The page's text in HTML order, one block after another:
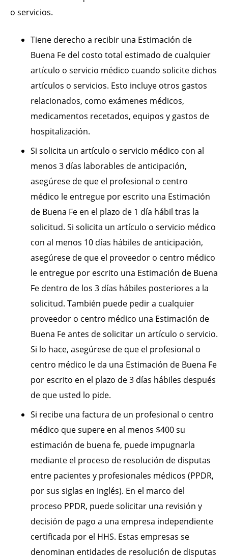
o servicios.
Tiene derecho a recibir una Estimación de
Buena Fe del costo total estimado de cualquier
artículo o servicio médico cuando solicite dichos
artículos o servicios. Esto incluye otros gastos
relacionados, como exámenes médicos,
medicamentos recetados, equipos y gastos de
hospitalización.
Si solicita un artículo o servicio médico con al
menos 3 días laborables de anticipación,
asegúrese de que el profesional o centro
médico le entregue por escrito una Estimación
de Buena Fe en el plazo de 1 día hábil tras la
solicitud. Si solicita un artículo o servicio médico
con al menos 10 días hábiles de anticipación,
asegúrese de que el proveedor o centro médico
le entregue por escrito una Estimación de Buena
Fe dentro de los 3 días hábiles posteriores a la
solicitud. También puede pedir a cualquier
proveedor o centro médico una Estimación de
Buena Fe antes de solicitar un artículo o servicio.
Si lo hace, asegúrese de que el profesional o
centro médico le da una Estimación de Buena Fe
por escrito en el plazo de 3 días hábiles después
de que usted lo pide.
Si recibe una factura de un profesional o centro
médico que supere en al menos $400 su
estimación de buena fe, puede impugnarla
mediante el proceso de resolución de disputas
entre pacientes y profesionales médicos (PPDR,
por sus siglas en inglés). En el marco del
proceso PPDR, puede solicitar una revisión y
decisión de pago a una empresa independiente
certificada por el HHS. Estas empresas se
denominan entidades de resolución de disputas